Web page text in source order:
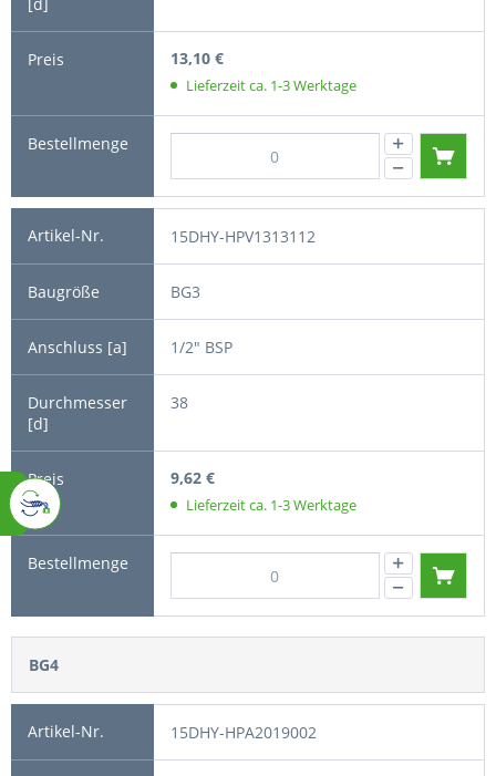
13,10 €
Lieferzeit ca. 1-3 Werktage
15DHY-HPV1313112
BG3
1/2" BSP
38
9,62 €
Lieferzeit ca. 1-3 Werktage
BG4
15DHY-HPA2019002